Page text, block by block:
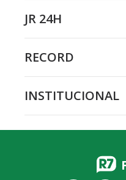
JR 24H
RECORD
INSTITUCIONAL